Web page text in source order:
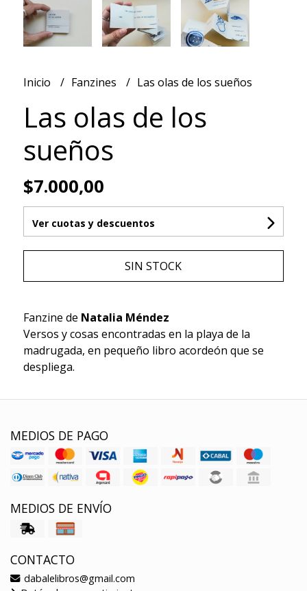
Inicio Fanzines Las olas de los sueños
Las olas de los
sueños
$7.000,00
Ver cuotas y descuentos
SIN STOCK
Fanzine de Natalia Méndez
Versos y cosas encontradas en la playa de la
madrugada, en pequeño libro acordeón que se
despliega.
MEDIOS DE PAGO
MEDIOS DE ENVÍO
CONTACTO
dabalelibros@gmail.com